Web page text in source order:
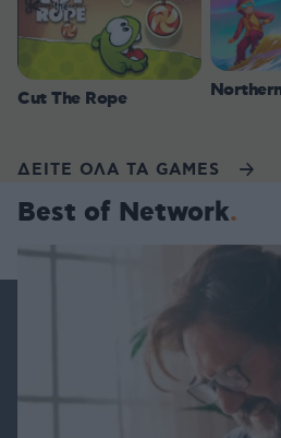
Cut The Rope
ΔΕΙΤΕ ΟΛΑ ΤΑ GAMES
Best of Network